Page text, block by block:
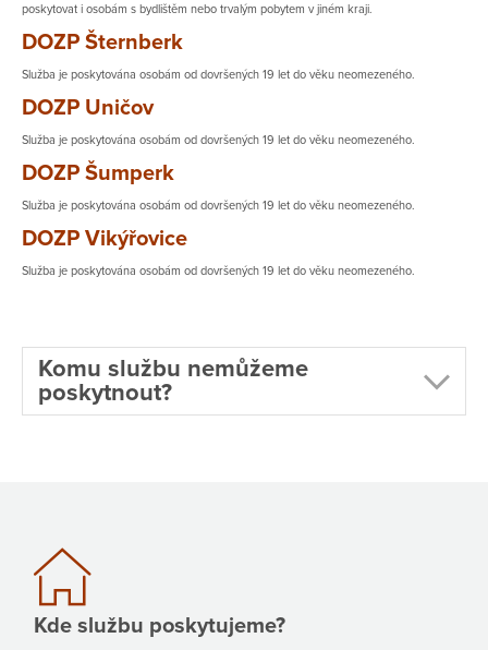
poskytovat i osobám s bydlištěm nebo trvalým pobytem v jiném kraji.
DOZP Šternberk
Služba je poskytována osobám od dovršených 19 let do věku neomezeného.
DOZP Uničov
Služba je poskytována osobám od dovršených 19 let do věku neomezeného.
DOZP Šumperk
Služba je poskytována osobám od dovršených 19 let do věku neomezeného.
DOZP Vikýřovice
Služba je poskytována osobám od dovršených 19 let do věku neomezeného.
Komu službu nemůžeme
poskytnout?
Kde službu poskytujeme?